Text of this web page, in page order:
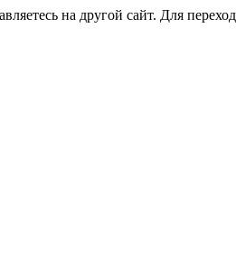
на другой сайт. Для